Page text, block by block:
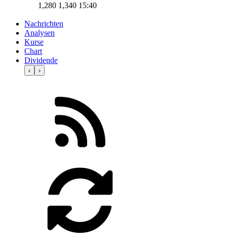
1,280 1,340 15:40
Nachrichten
Analysen
Kurse
Chart
Dividende
‹ ›